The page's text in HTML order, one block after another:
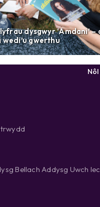
dysgwyr ‘Amdani’ –
gwerthu
Bellach Addysg Uwch